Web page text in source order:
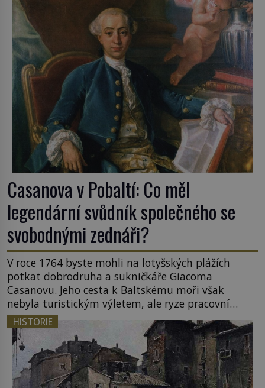
Casanova v Pobaltí: Co měl
legendární svůdník společného se
svobodnými zednáři?
V roce 1764 byste mohli na lotyšských plážích
potkat dobrodruha a sukničkáře Giacoma
Casanovu. Jeho cesta k Baltskému moři však
nebyla turistickým výletem, ale ryze pracovní
cestou se zištnými úmysly. Jaký cíl Casanova
sledoval, když se například procházel uličkami
lotyšské Rigy? Casanova v Pobaltí kontaktoval
tamní zednářské lóže. Nebyl v této oblasti žádným
nováčkem, protože do zednářské […]
HISTORIE